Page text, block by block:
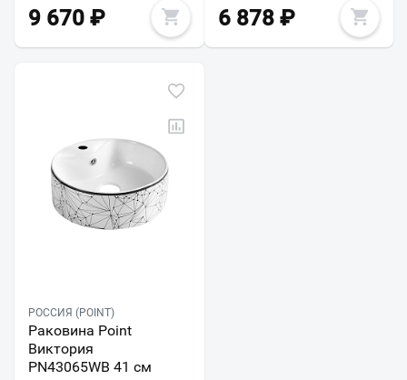
9 670 ₽ 6 878₽
РОССИЯ (POINT)
Раковина Point
Виктория
PN43065WB 41 см